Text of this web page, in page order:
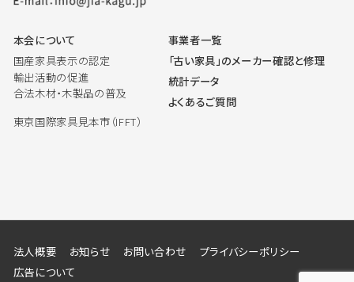
本会について
国産家具表示の認定
輸出活動の促進
合法木材・木製品の普及
東京国際家具見本市（IFFT）
事業者一覧
「古い家具」のメーカー確認と修理
統計データ
よくあるご質問
法人概要 お知らせ お問い合わせ
プライバシーポリシー
広告について